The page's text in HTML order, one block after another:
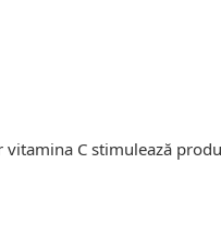
C stimulează